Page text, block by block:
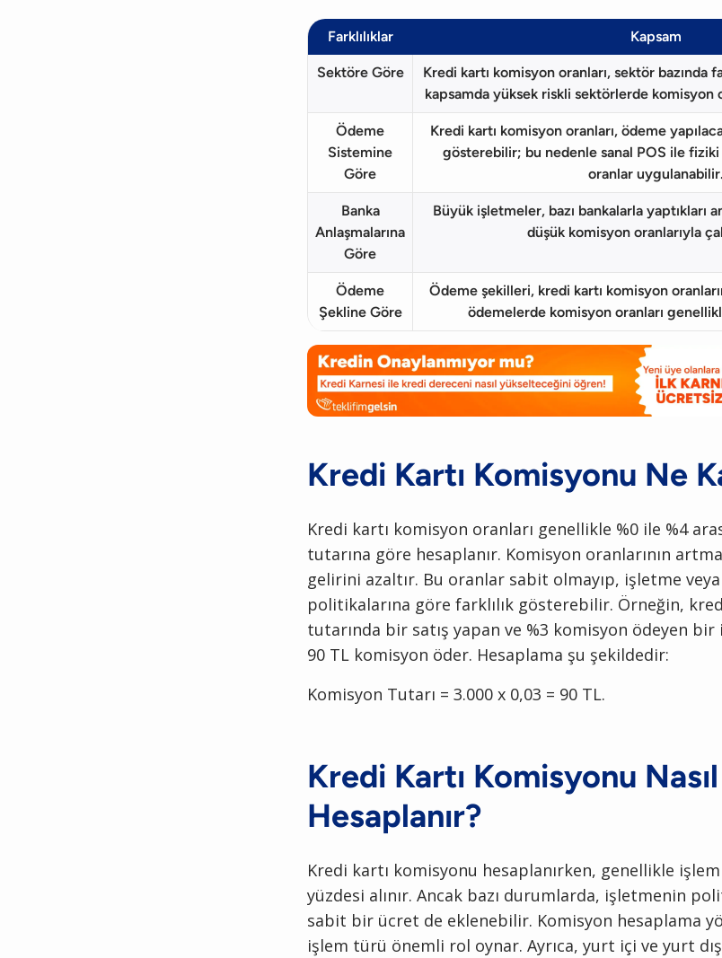
Farklılıklar Kapsam
Sektöre Göre
Kredi kartı komisyon oranları, sektör bazında
kapsamda yüksek riskli sektörlerde komisyon
Ödeme
Sistemine
Göre
Kredi kartı komisyon oranları, ödeme
gösterebilir; bu nedenle sanal POS ile fiziki
oranlar uygulanabilir.
Banka
Anlaşmalarına
Göre
Büyük işletmeler, bazı bankalarla yaptıkları
düşük komisyon oranlarıyla
Ödeme
Şekline Göre
Ödeme şekilleri, kredi kartı komisyon
ödemelerde komisyon oranları
Kredi Kartı Komisyonu Ne
Kredi kartı komisyon oranları genellikle %0 ile %4
tutarına göre hesaplanır. Komisyon oranlarının
gelirini azaltır. Bu oranlar sabit olmayıp, işletme veya
politikalarına göre farklılık gösterebilir. Örneğin,
tutarında bir satış yapan ve %3 komisyon ödeyen
90 TL komisyon öder. Hesaplama şu şekildedir:
Komisyon Tutarı = 3.000 x 0,03 = 90 TL.
Kredi Kartı Komisyonu Nasıl
Hesaplanır?
Kredi kartı komisyonu hesaplanırken, genellikle
yüzdesi alınır. Ancak bazı durumlarda, işletmenin
sabit bir ücret de eklenebilir. Komisyon hesaplama
işlem türü önemli rol oynar. Ayrıca, yurt içi ve yurt